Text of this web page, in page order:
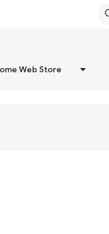
Web Store